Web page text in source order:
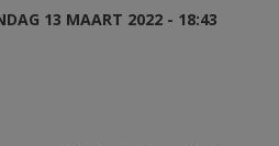
13 MAART 2022 - 18:43